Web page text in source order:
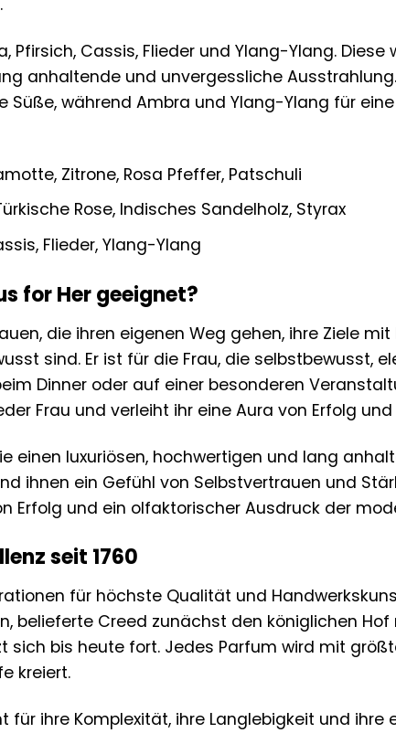
Pfirsich, Cassis, Flieder und Ylang-Ylang.
anhaltende und unvergessliche
Süße, während Ambra und Ylang-Ylang für
Zitrone, Rosa Pfeffer, Patschuli
Rose, Indisches Sandelholz, Styrax
Flieder, Ylang-Ylang
for Her geeignet?
die ihren eigenen Weg gehen, ihre Ziele
sind. Er ist für die Frau, die selbstbewusst,
Dinner oder auf einer besonderen
Frau und verleiht ihr eine Aura von Erfolg
einen luxuriösen, hochwertigen und lang
ihnen ein Gefühl von Selbstvertrauen und
Erfolg und ein olfaktorischer Ausdruck der
seit 1760
für höchste Qualität und
belieferte Creed zunächst den königlichen
sich bis heute fort. Jedes Parfum wird mit
kreiert.
für ihre Komplexität, ihre Langlebigkeit und ihre